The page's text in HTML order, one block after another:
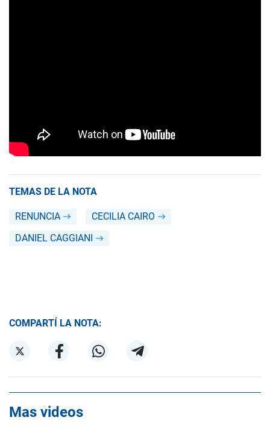
TEMAS DE LA NOTA
RENUNCIA
CECILIA CAIRO
DANIEL CAGGIANI
COMPARTÍ LA NOTA:
Mas videos